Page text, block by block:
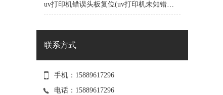
uv打印机错误头板复位(uv打印机未知错误1191)
联系方式
手机：15889617296
电话：15889617296